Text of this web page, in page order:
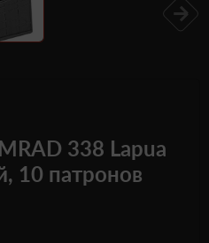
338 Lapua
10 патронов